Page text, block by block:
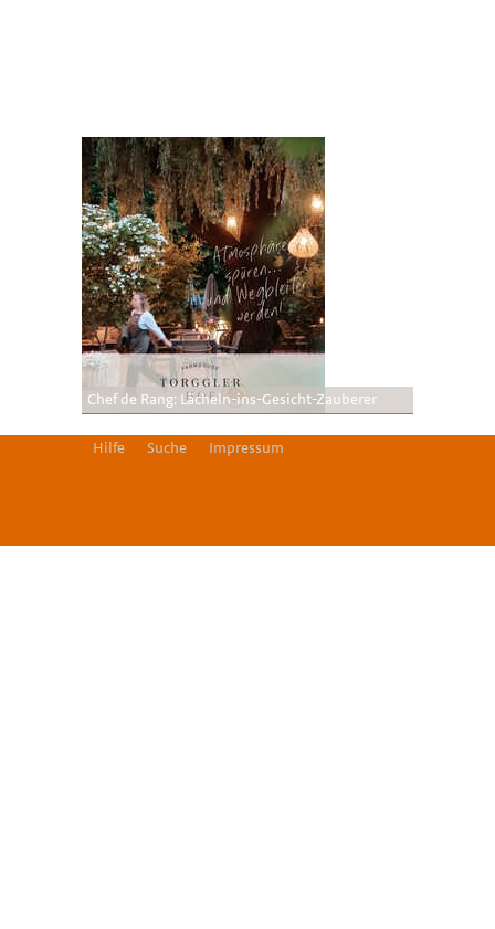
Chef de Rang: Lächeln-ins-Gesicht-Zauberer
Hilfe Suche Impressum